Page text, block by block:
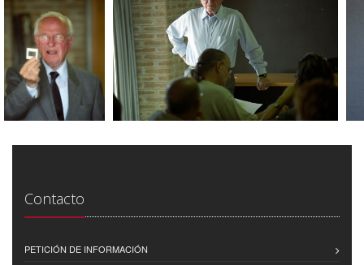
Contacto
PETICIÓN DE INFORMACIÓN